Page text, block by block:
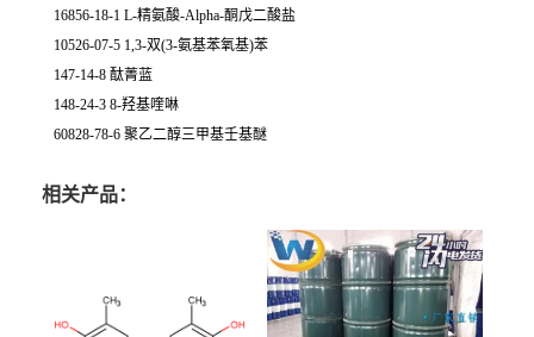
16856-18-1 L-精氨酸-Alpha-酮戊二酸盐
10526-07-5 1,3-双(3-氨基苯氧基)苯
147-14-8 酞菁蓝
148-24-3 8-羟基喹啉
60828-78-6 聚乙二醇三甲基壬基醚
相关产品：